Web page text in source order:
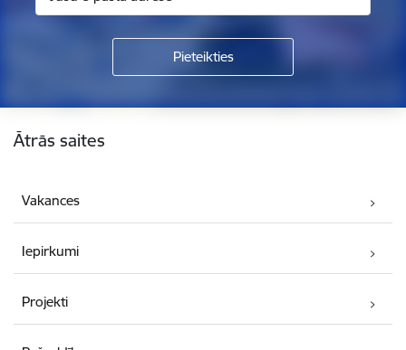
Ātrās saites
Vakances
Iepirkumi
Projekti